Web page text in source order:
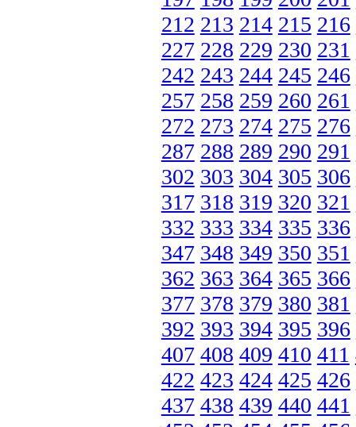
212 213 214 215 216
227 228 229 230 231
242 243 244 245 246
257 258 259 260 261
272 273 274 275 276
287 288 289 290 291
302 303 304 305 306
317 318 319 320 321
332 333 334 335 336
347 348 349 350 351
362 363 364 365 366
377 378 379 380 381
392 393 394 395 396
407 408 409 410 411
422 423 424 425 426
437 438 439 440 441